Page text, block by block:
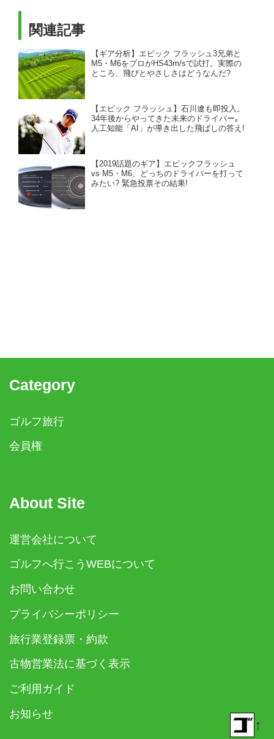
関連記事
【ギア分析】エピック フラッシュ3兄弟と
M5・M6をプロがHS43m/sで試打。実際の
ところ、飛びとやさしさはどうなんだ?
【エピック フラッシュ】石川遼も即投入。
34年後からやってきた未来のドライバー｡
人工知能「AI」が導き出した飛ばしの答え!
【2019話題のギア】エピックフラッシュ
vs M5・M6、どっちのドライバーを打って
みたい? 緊急投票その結果!
Category
ゴルフ旅行
会員権
About Site
運営会社について
ゴルフへ行こうWEBについて
お問い合わせ
プライバシーポリシー
旅行業登録票・約款
古物営業法に基づく表示
ご利用ガイド
お知らせ
↑